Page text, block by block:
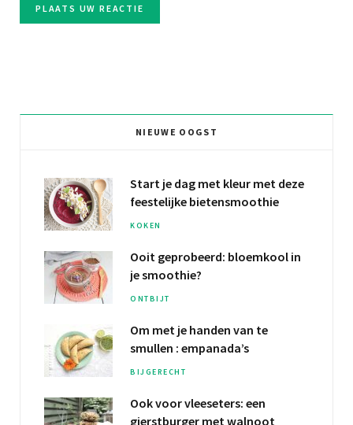
NIEUWE OOGST
Start je dag met kleur met deze
feestelijke bietensmoothie
KOKEN
Ooit geprobeerd: bloemkool in
je smoothie?
ONTBIJT
Om met je handen van te
smullen : empanada’s
BIJGERECHT
Ook voor vleeseters: een
gierstburger met walnoot